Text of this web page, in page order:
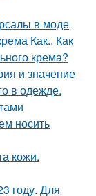
в моде
Как.. Как
крема?
и значение
в одежде.
носить
кожи.
году. Для